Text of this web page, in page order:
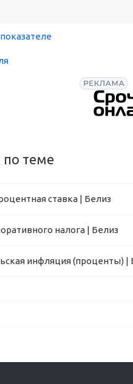
показателе
по теме
ставка | Белиз
налога | Белиз
инфляция (проценты) |